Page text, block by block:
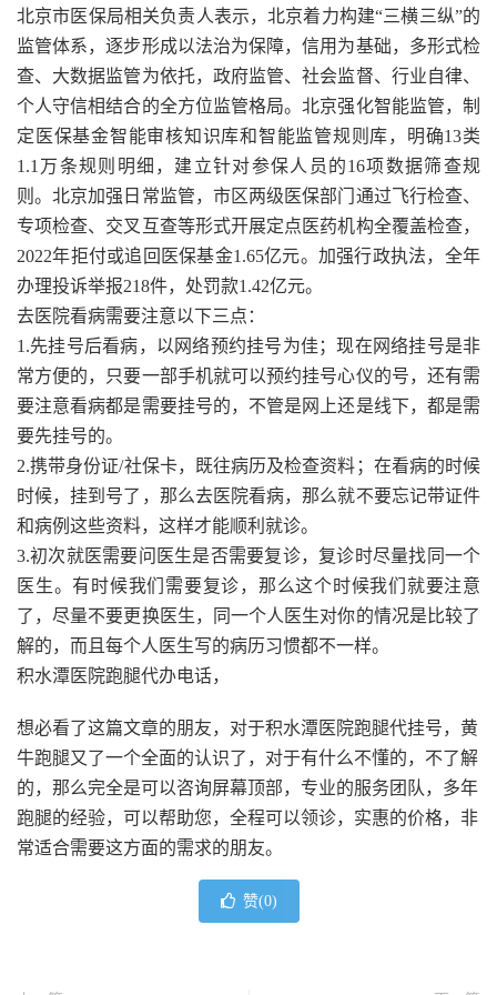
北京市医保局相关负责人表示，北京着力构建“三横三纵”的
监管体系，逐步形成以法治为保障，信用为基础，多形式检
查、大数据监管为依托，政府监管、社会监督、行业自律、
个人守信相结合的全方位监管格局。北京强化智能监管，制
定医保基金智能审核知识库和智能监管规则库，明确13类
1.1万条规则明细，建立针对参保人员的16项数据筛查规
则。北京加强日常监管，市区两级医保部门通过飞行检查、
专项检查、交叉互查等形式开展定点医药机构全覆盖检查，
2022年拒付或追回医保基金1.65亿元。加强行政执法，全年
办理投诉举报218件，处罚款1.42亿元。
去医院看病需要注意以下三点：
1.先挂号后看病，以网络预约挂号为佳；现在网络挂号是非
常方便的，只要一部手机就可以预约挂号心仪的号，还有需
要注意看病都是需要挂号的，不管是网上还是线下，都是需
要先挂号的。
2.携带身份证/社保卡，既往病历及检查资料；在看病的时候
时候，挂到号了，那么去医院看病，那么就不要忘记带证件
和病例这些资料，这样才能顺利就诊。
3.初次就医需要问医生是否需要复诊，复诊时尽量找同一个
医生。有时候我们需要复诊，那么这个时候我们就要注意
了，尽量不要更换医生，同一个人医生对你的情况是比较了
解的，而且每个人医生写的病历习惯都不一样。
积水潭医院跑腿代办电话，
想必看了这篇文章的朋友，对于积水潭医院跑腿代挂号，黄
牛跑腿又了一个全面的认识了，对于有什么不懂的，不了解
的，那么完全是可以咨询屏幕顶部，专业的服务团队，多年
跑腿的经验，可以帮助您，全程可以领诊，实惠的价格，非
常适合需要这方面的需求的朋友。
赞(0)